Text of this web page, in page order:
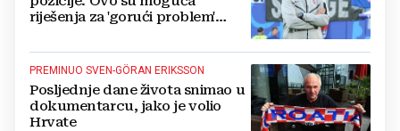
riješenja za 'gorući problem'
PREMINUO SVEN-GÖRAN ERIKSSON
Posljednje dane života snimao u
dokumentarcu, jako je volio
Hrvate